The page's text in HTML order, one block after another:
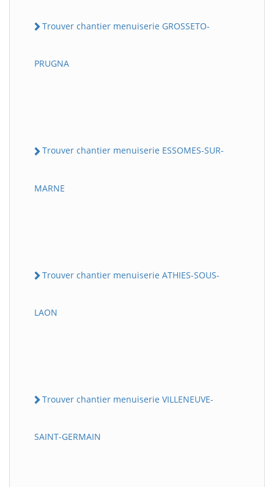
Trouver chantier menuiserie GROSSETO-
PRUGNA
Trouver chantier menuiserie ESSOMES-SUR-
MARNE
Trouver chantier menuiserie ATHIES-SOUS-
LAON
Trouver chantier menuiserie VILLENEUVE-
SAINT-GERMAIN